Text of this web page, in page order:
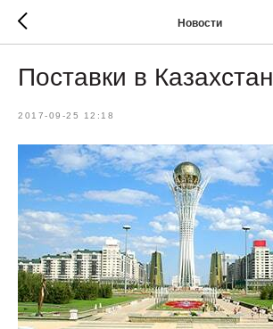
Новости
Поставки в Казахстан
2017-09-25 12:18